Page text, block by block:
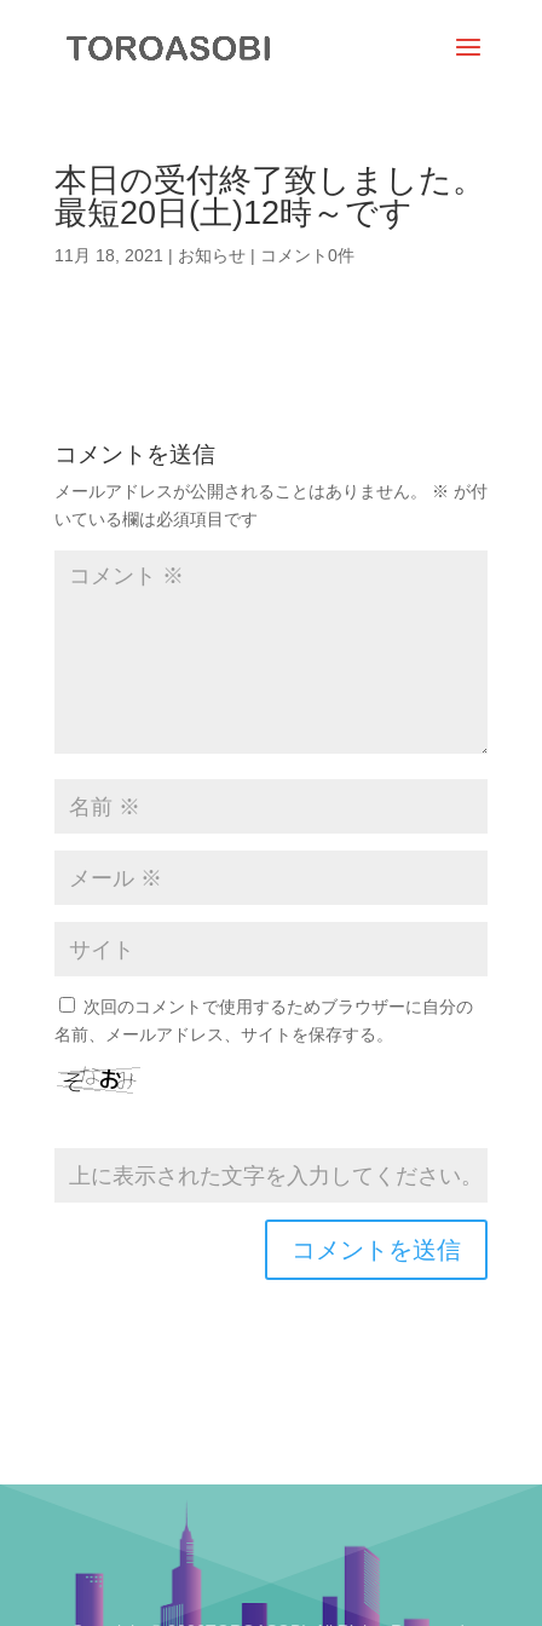
本日の受付終了致しました。
最短20日(土)12時～です
11月 18, 2021 | お知らせ| コメント0件
コメントを送信
メールアドレスが公開されることはありません。 ※ が付
いている欄は必須項目です
次回のコメントで使用するためブラウザーに自分の
名前、メールアドレス、サイトを保存する。